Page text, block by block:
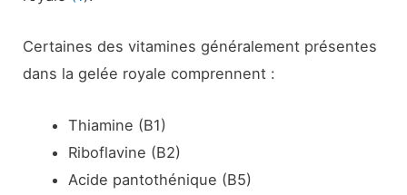
Certaines des vitamines généralement présentes
dans la gelée royale comprennent :
Thiamine (B1)
Riboflavine (B2)
Acide pantothénique (B5)